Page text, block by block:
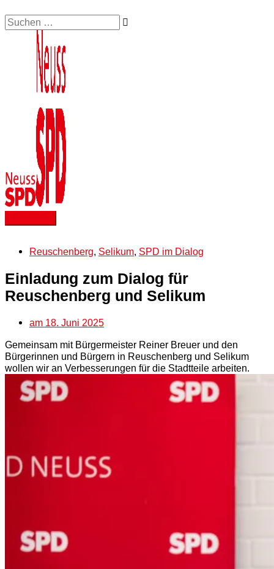
Inhalt
springen
Reuschenberg, Selikum, SPD im Dialog
Einladung zum Dialog für
Reuschenberg und Selikum
am 18. Juni 2025
Gemeinsam mit Bürgermeister Reiner Breuer und den
Bürgerinnen und Bürgern in Reuschenberg und Selikum
wollen wir an Verbesserungen für die Stadtteile arbeiten.